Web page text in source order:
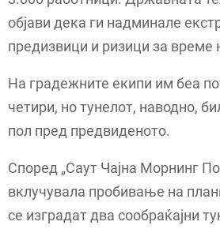
објави дека ги надминале
предизвици и ризици за време
На градежните екипи им беа
четири, но тунелот, наводно,
пол пред предвиденото.
Според „Саут Чајна Морнинг
вклучувала пробивање на
се изградат два сообраќајни